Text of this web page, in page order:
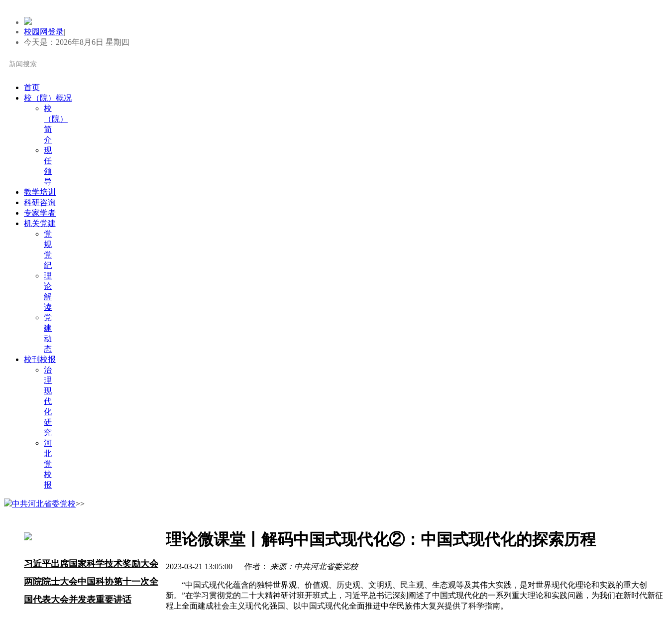
校园网登录|
今天是：2026年8月6日 星期四
首页
校（院）概况
校
（院）
简
介
现
任
领
导
教学培训
科研咨询
专家学者
机关党建
党
规
党
纪
理
论
解
读
党
建
动
态
校刊校报
治
理
现
代
化
研
究
河
北
党
校
报
中共河北省委党校>>
习近平出席国家科学技术奖励大会
两院院士大会中国科协第十一次全
国代表大会并发表重要讲话
理论微课堂丨解码中国式现代化②：中国式现代化的探索历程
2023-03-21 13:05:00 作者： 来源：中共河北省委党校
“中国式现代化蕴含的独特世界观、价值观、历史观、文明观、民主观、生态观等及其伟大实践，是对世界现代化理论和实践的重大创
新。”在学习贯彻党的二十大精神研讨班开班式上，习近平总书记深刻阐述了中国式现代化的一系列重大理论和实践问题，为我们在新时代新征
程上全面建成社会主义现代化强国、以中国式现代化全面推进中华民族伟大复兴提供了科学指南。